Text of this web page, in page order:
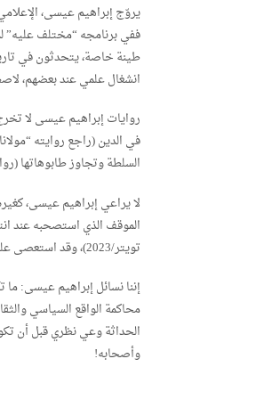
يروّج إبراهيم عيسى،
ففي برنامجه “مختلف عليه”
طينة خاصة، يتحدثون في
انشغال علمي عند بعضهم،
روايات إبراهيم عيسى لا
في الدين (راجع روايته
السلطة وتجاوز طابوهاتها
لا يراعي إبراهيم عيسى،
الموقف الذي استصحبه عند
تويتر/2023)، وقد استعصى عليه في وقت مضى التأقلم مع سياسات حسني مبارك في مصر.
إننا نسائل إبراهيم عيسى:
محاكمة الواقع السياسي
الحداثة وعي نظري قبل أن
وأصحابه!